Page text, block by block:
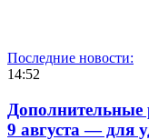
Последние новости:
14:52
Дополнительные
9 августа — для